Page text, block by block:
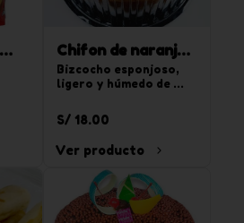
Chifon de naranja
850g
Bizcocho esponjoso,
ligero y húmedo de
tajadas.
S/ 18.00
Ver producto